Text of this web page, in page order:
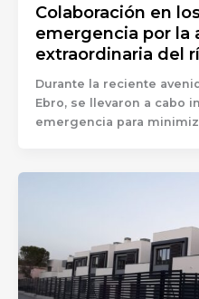
Colaboración en
emergencia por la
extraordinaria del
Durante la reciente
Ebro, se llevaron a cabo
emergencia para